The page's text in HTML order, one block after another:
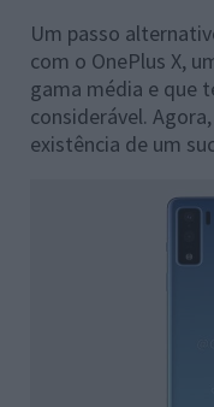
Um passo
com o OnePlus X,
gama média e que
considerável.
existência de um